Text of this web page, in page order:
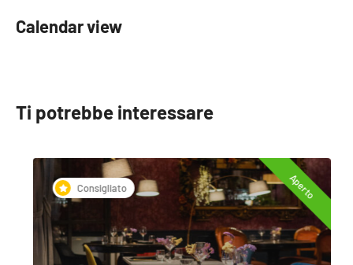
Calendar view
Ti potrebbe interessare
Consigliato Aperto